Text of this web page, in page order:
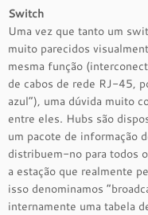
Switch
Uma vez que tanto um
muito parecidos
mesma função
de cabos de rede RJ-45,
azul”), uma dúvida muito
entre eles. Hubs são
um pacote de informação
distribuem-no para todos
a estação que realmente
isso denominamos
internamente uma tabela